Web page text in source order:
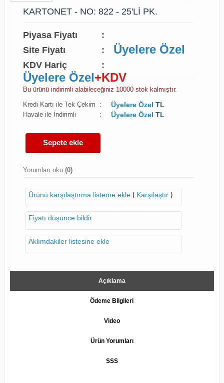
KARTONET - NO: 822 - 25'Lİ PK.
Piyasa Fiyatı
:
Site Fiyatı
: Üyelere Özel
KDV Hariç :
Üyelere Özel+KDV
Bu ürünü indirimli alabileceğiniz 10000 stok kalmıştır.
Kredi Kartı ile Tek Çekim
: Üyelere Özel TL
Havale ile İndirimli : Üyelere Özel TL
Sepete ekle
Yorumları oku (0)
Ürünü karşılaştırma listeme ekle( Karşılaştır)
Fiyatı düşünce bildir
Aklımdakiler listesine ekle
Açıklama
Ödeme Bilgileri
Video
Ürün Yorumları
SSS